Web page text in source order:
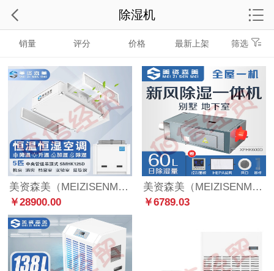
销量 评分 价格 最新上架 筛选
美资森美（MEIZISENMEI） 中央吊顶恒温恒湿机组酒窖空调档案室精密机房恒温恒湿系统 SMHK125D-5P
￥28900.00
美资森美（MEIZISENMEI）新风除湿净化一体机吊装式中央管道除湿机商用别墅地下室换气隐藏安装吊顶全屋一机单向流 XFHK600D
￥6789.03
除湿机